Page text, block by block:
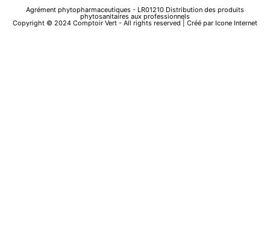
Agrément phytopharmaceutiques - LR01210 Distribution des produits
phytosanitaires aux professionnels
Copyright © 2024 Comptoir Vert - All rights reserved | Créé par Icone Internet